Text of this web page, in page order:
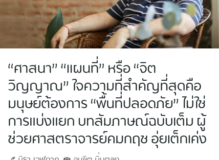
“ศาสนา” “แผนที่” หรือ “จิต
วิญญาณ” ใจความที่สำคัญที่สุดคือ
มนุษย์ต้องการ “พื้นที่ปลอดภัย” ไม่ใช่
การแบ่งแยก บทสัมภาษณ์ฉบับเต็ม ผู้
ช่วยศาสตราจารย์คมกฤช อุ่ยเต็กเค่ง